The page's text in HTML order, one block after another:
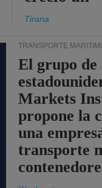
Tirana
TRANSPORTE
El grupo de
Markets
propone la
una
transporte